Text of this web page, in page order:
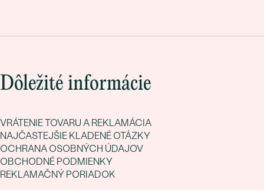
Dôležité informácie
VRÁTENIE TOVARU A REKLAMÁCIA
NAJČASTEJŠIE KLADENÉ OTÁZKY
OCHRANA OSOBNÝCH ÚDAJOV
OBCHODNÉ PODMIENKY
REKLAMAČNÝ PORIADOK